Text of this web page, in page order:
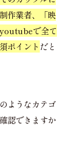
作業者、「映
で全て
ポイント だと
ようなカテゴ
認できますか